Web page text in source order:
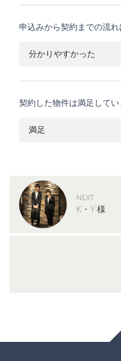
申込みから契約までの流
分かりやすかった
契約した物件は満足してい
満足
NEXT
K・Y 様